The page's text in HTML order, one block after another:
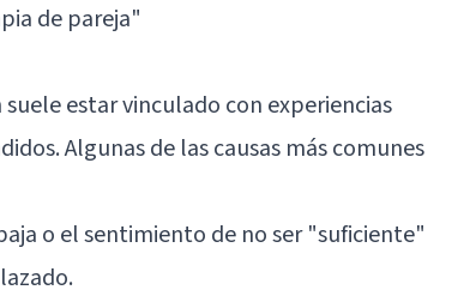
de pareja"
estar vinculado con experiencias
Algunas de las causas más comunes
o el sentimiento de no ser "suficiente"